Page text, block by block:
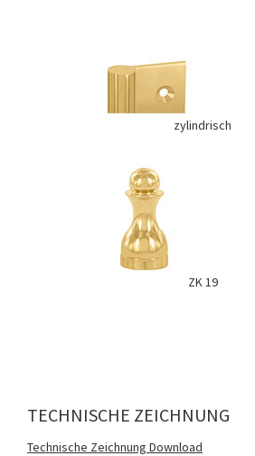
zylindrisch
ZK 19
TECHNISCHE ZEICHNUNG
Technische Zeichnung Download